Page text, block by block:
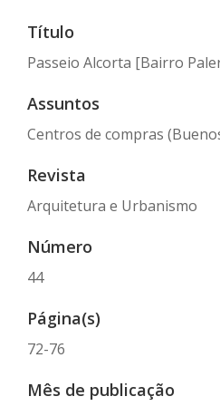
Título
Passeio Alcorta [Bairro
Assuntos
Centros de compras
Revista
Arquitetura e Urbanismo
Número
44
Página(s)
72-76
Mês de publicação